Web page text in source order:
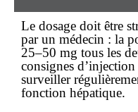
Le dosage doit être
par un médecin : la
25–50 mg tous les
consignes
surveiller
fonction hépatique.